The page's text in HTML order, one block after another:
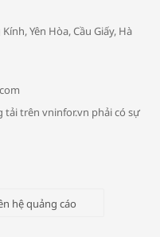
cách phòng tránh bệnh
trong thời tiết giao mùa
cho em
Yên Hòa, Cầu Giấy, Hà
trên vninfor.vn phải có sự
hệ quảng cáo